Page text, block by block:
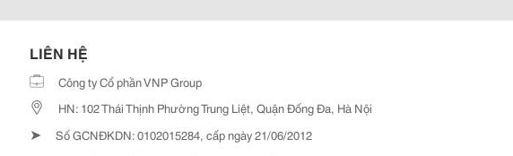
LIÊN HỆ
Công ty Cổ phần VNP Group
HN: 102 Thái Thịnh Phường Trung Liệt, Quận Đống Đa, Hà Nội
➤ Số GCNĐKDN: 0102015284, cấp ngày 21/06/2012